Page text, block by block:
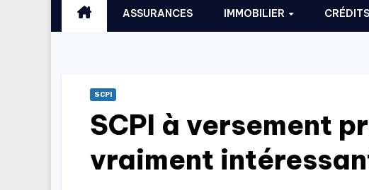
ASSURANCES IMMOBILIER CRÉDITS
SCPI
SCPI à versement
vraiment